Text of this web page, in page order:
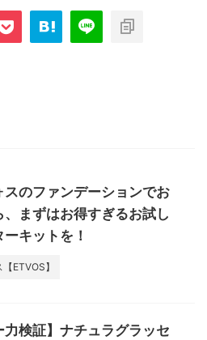
スのファンデーションでお
、まずはお得すぎるお試し
キットを！
ETVOS】
力検証】ナチュラグラッセ